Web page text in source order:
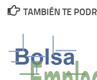
TAMBIÉN TE